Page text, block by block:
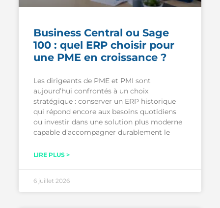
Business Central ou Sage
100 : quel ERP choisir pour
une PME en croissance ?
Les dirigeants de PME et PMI sont
aujourd’hui confrontés à un choix
stratégique : conserver un ERP historique
qui répond encore aux besoins quotidiens
ou investir dans une solution plus moderne
capable d’accompagner durablement le
LIRE PLUS >
6 juillet 2026